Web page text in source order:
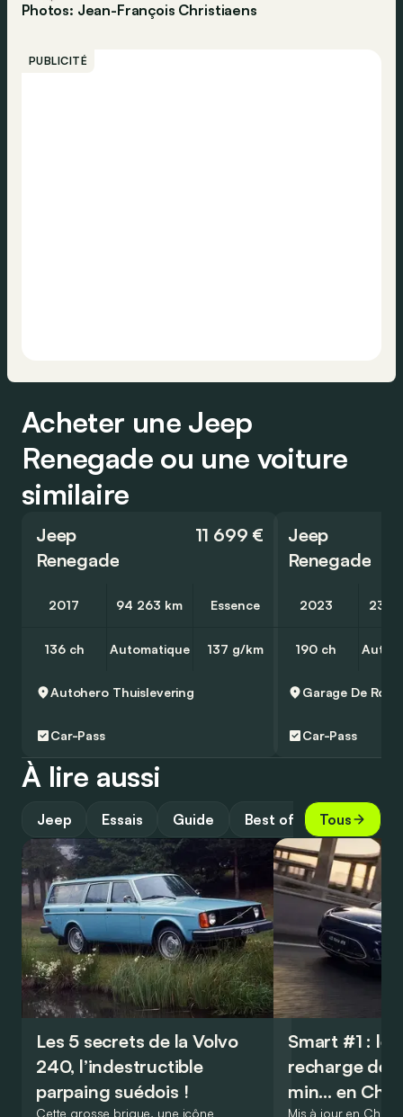
Photos: Jean-François Christiaens
PUBLICITÉ
Acheter une Jeep
Renegade ou une voiture
similaire
Jeep
Renegade
11 699 €
2017 94 263 km Essence
136 ch Automatique 137 g/km
Autohero Thuislevering
Car-Pass
Jeep
Renegade
2023 23
190 ch
Garage De
Car-Pass
À lire aussi
Jeep Essais Guide Best of Tous
Les 5 secrets de la Volvo
240, l’indestructible
parpaing suédois !
Cette grosse brique, une icône
Smart #1 : le
recharge
min… en
Mis à jour en